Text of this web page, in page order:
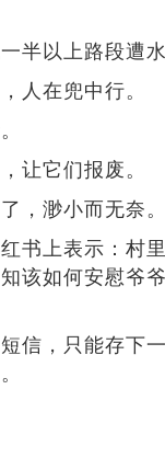
以上路段遭水
在兜中行。
让它们报废
渺小而无奈。
上表示：村里
该如何安慰爷
，只能存下一